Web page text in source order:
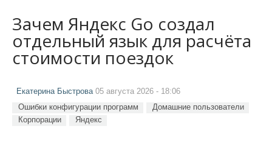
Зачем Яндекс Go создал
отдельный язык для расчёта
стоимости поездок
Екатерина Быстрова05 августа 2026 - 18:06
Ошибки конфигурации программ
Домашние пользователи
Корпорации
Яндекс